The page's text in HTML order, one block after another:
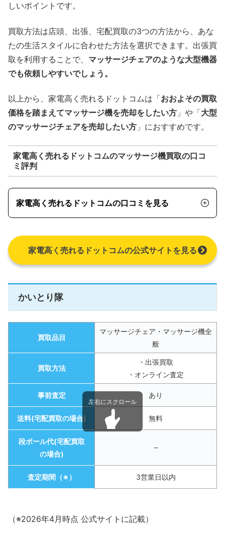
しいポイントです。
買取方法は店頭、出張、宅配買取の3つの方法から、あな
たの生活スタイルに合わせた方法を選択できます。出張買
取を利用することで、 マッサージチェアのような大型機器
でも依頼しやすいでしょう。
以上から、家電高く売れるドットコムは「おおよその買取
価格を踏まえてマッサージ機を売却をしたい方 」や「大型
のマッサージチェアを売却したい方 」におすすめです。
家電高く売れるドットコムのマッサージ機買取の口コ
ミ評判
家電高く売れるドットコムの口コミを見る
家電高く売れるドットコムの公式サイトを見る
かいとり隊
買取品目
マッサージチェア・マッサージ機全
般
買取方法
・出張買取
・オンライン査定
事前査定 あり
送料(宅配買取の場合) 無料
段ボール代(宅配買取
の場合)
–
査定期間（※） 3営業日以内
（※2026年4月時点 公式サイトに記載）